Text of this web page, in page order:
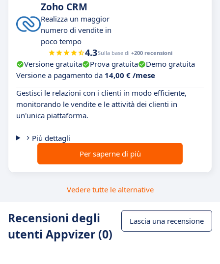
Zoho CRM
Realizza un maggior
numero di vendite in
poco tempo
4.3Sulla base di +200 recensioni
Versione gratuita Prova gratuita
Demo gratuita
Versione a pagamento da 14,00 € /mese
Gestisci le relazioni con i clienti in modo efficiente,
monitorando le vendite e le attività dei clienti in
un'unica piattaforma.
Più dettagli
Per saperne di più
Vedere tutte le alternative
Recensioni degli
utenti Appvizer (0)
Lascia una recensione